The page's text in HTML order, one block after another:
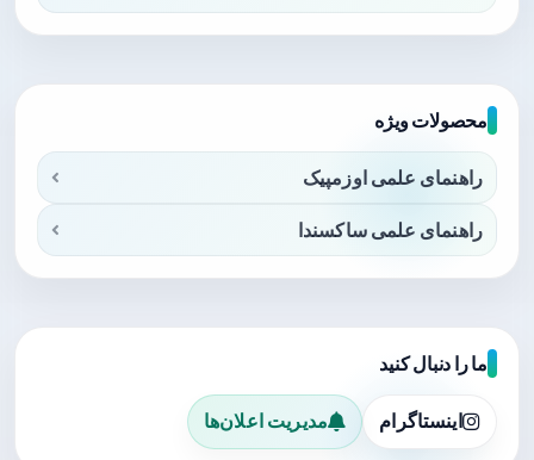
محصولات ویژه
راهنمای علمی اوزمپیک
راهنمای علمی ساکسندا
ما را دنبال کنید
اینستاگرام مدیریت اعلان‌ها